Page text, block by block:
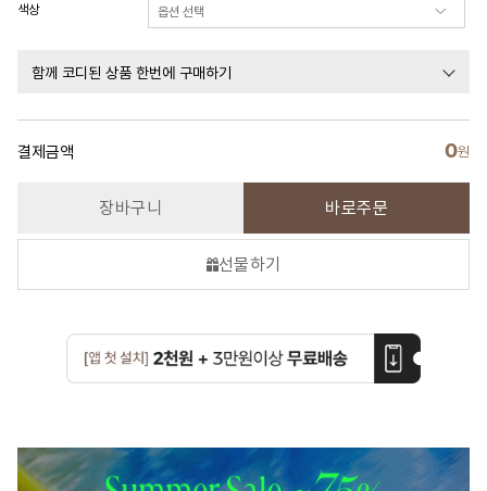
색상
함께 코디된 상품 한번에 구매하기
결제금액 0원
장바구니 바로주문
선물하기